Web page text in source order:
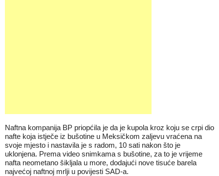
Naftna kompanija BP priopćila je da je kupola kroz koju se crpi dio
nafte koja istječe iz bušotine u Meksičkom zaljevu vraćena na
svoje mjesto i nastavila je s radom, 10 sati nakon što je
uklonjena. Prema video snimkama s bušotine, za to je vrijeme
nafta neometano šikljala u more, dodajući nove tisuće barela
najvećoj naftnoj mrlji u povijesti SAD-a.